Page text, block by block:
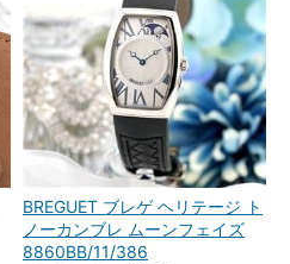
BREGUET ブレゲ ヘリテージ ト
ノーカンブレ ムーンフェイズ
8860BB/11/386